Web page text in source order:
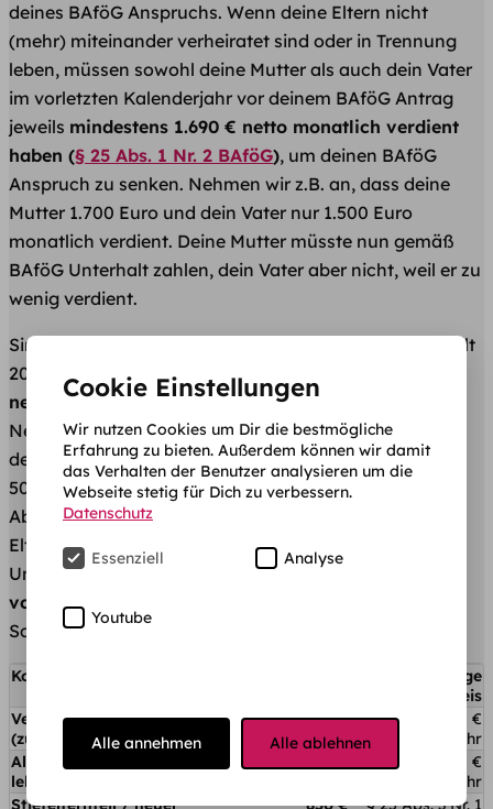
deines BAföG Anspruchs. Wenn deine Eltern nicht
(mehr) miteinander verheiratet sind oder in Trennung
leben, müssen sowohl deine Mutter als auch dein Vater
im vorletzten Kalenderjahr vor deinem BAföG Antrag
jeweils mindestens 1.690 € netto monatlich verdient
haben (§ 25 Abs. 1 Nr. 2 BAföG), um deinen BAföG
Anspruch zu senken. Nehmen wir z.B. an, dass deine
Mutter 1.700 Euro und dein Vater nur 1.500 Euro
monatlich verdient. Deine Mutter müsste nun gemäß
BAföG Unterhalt zahlen, dein Vater aber nicht, weil er zu
wenig verdient.
Sind deine Eltern verheiratet und zusammenlebend, gilt
2026 ein gemeinsamer Freibetrag von
netto/Monat(§ 25 Abs. 1 Nr. 1 BAföG). Beide
Nettoeinkommen werden zusammengerechnet, dann
der Freibetrag abgezogen. Vom Rest bleiben nochmal
50 % anrechnungsfrei plus 5 % je weiterem Kind (§ 25
Abs. 4). Ausgehend vom Beispiel oben würden deine
Eltern den Freibetrag überschreiten und müssten
Unterhalt leisten – der wird dir vom
BAföG-Höchstsatz
von 992 €/Monat
Schüler-BAföG, je nach Konstellation) abgezogen.
Konstellation
Rechtsgrundlage
/ Hinweis
Verheiratete Eltern
(zusammenlebend)
2.540 €
netto/Monat
ca. 50.000 €
brutto/Jahr
Alleinerziehender / getrennt
lebender Elternteil
ca. 28.000 €
brutto/Jahr
Cookie Einstellungen
Wir nutzen Cookies um Dir die bestmögliche
Erfahrung zu bieten. Außerdem können wir damit
das Verhalten der Benutzer analysieren um die
Webseite stetig für Dich zu verbessern.
Datenschutz
Essenziell Analyse
Youtube
Alle annehmen Alle ablehnen